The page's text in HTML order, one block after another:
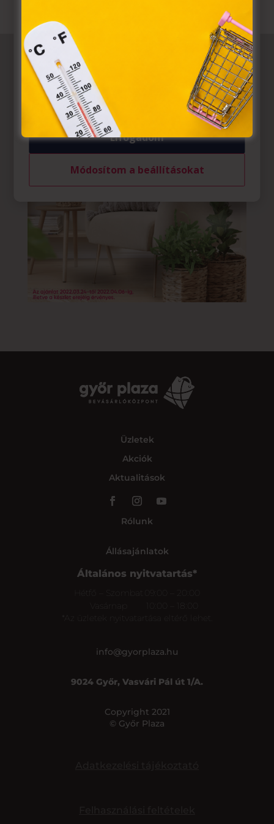
Üzletek
Akciók
Aktualitások
Rólunk
Állásajánlatok
Általános nyitvatartás*
*Az üzletek nyitvatartása eltérő lehet.
info@gyorplaza.hu
9024 Győr, Vasvári Pál út 1/A.
Copyright 2021
© Győr Plaza
törvény, az elektronikus kereskedelmi szolgáltatások, az
információs társadalommal összefüggő szolgáltatások
egyes kérdéseiről szóló 2001. évi CVIII. törvény, valamint
az Európai Unió előírásainak megfelelően használjuk.
Azon weblapoknak, melyek az Európai Unió országain
belül működnek, a „sütik" használatához, és ezeknek a
felhasználó számítógépén vagy egyéb eszközén történő
tárolásához a felhasználók hozzájárulását kell kérniük.
Elfogadom
Módosítom a beállításokat